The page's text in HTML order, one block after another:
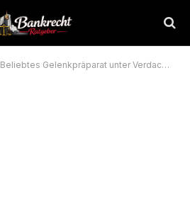
Beliebtes Gelenkpräparat unter Verdacht: Studie entdeckt Zusammenhang mit Demenz